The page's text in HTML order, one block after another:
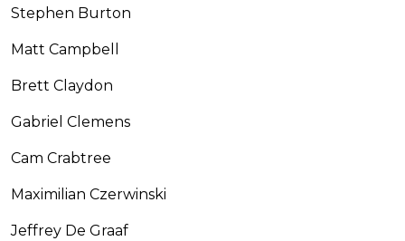
Stephen Burton
Matt Campbell
Brett Claydon
Gabriel Clemens
Cam Crabtree
Maximilian Czerwinski
Jeffrey De Graaf